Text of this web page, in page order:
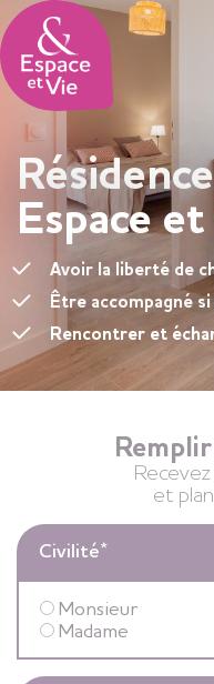
Espace
Avoir la liberté de
Être accompagné
Rencontrer et
et
Civilité*
Monsieur
Madame
Panneau de gestion des